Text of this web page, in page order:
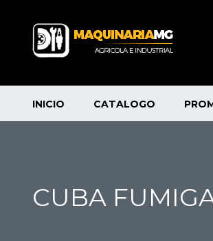
INICIO CATALOGO
CUBA